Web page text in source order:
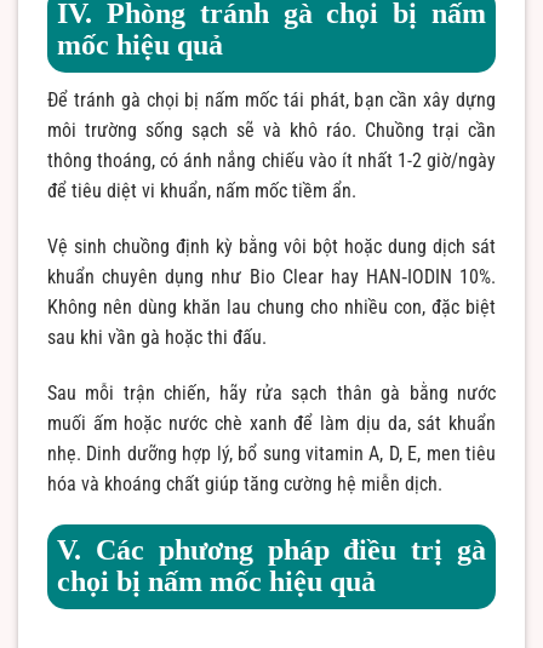
IV. Phòng tránh gà chọi bị nấm
mốc hiệu quả
Để tránh gà chọi bị nấm mốc tái phát, bạn cần xây dựng
môi trường sống sạch sẽ và khô ráo. Chuồng trại cần
thông thoáng, có ánh nắng chiếu vào ít nhất 1-2 giờ/ngày
để tiêu diệt vi khuẩn, nấm mốc tiềm ẩn.
Vệ sinh chuồng định kỳ bằng vôi bột hoặc dung dịch sát
khuẩn chuyên dụng như Bio Clear hay HAN‑IODIN 10%.
Không nên dùng khăn lau chung cho nhiều con, đặc biệt
sau khi vần gà hoặc thi đấu.
Sau mỗi trận chiến, hãy rửa sạch thân gà bằng nước
muối ấm hoặc nước chè xanh để làm dịu da, sát khuẩn
nhẹ. Dinh dưỡng hợp lý, bổ sung vitamin A, D, E, men tiêu
hóa và khoáng chất giúp tăng cường hệ miễn dịch.
V. Các phương pháp điều trị gà
chọi bị nấm mốc hiệu quả